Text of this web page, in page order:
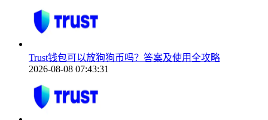
Trust钱包可以放狗狗币吗？答案及使用全攻略
2026-08-08 07:43:31